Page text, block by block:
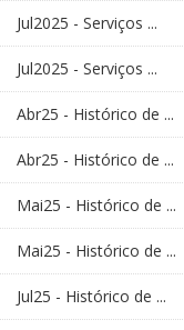
Jul2025 - Serviços ...
Jul2025 - Serviços ...
Abr25 - Histórico de ...
Abr25 - Histórico de ...
Mai25 - Histórico de ...
Mai25 - Histórico de ...
Jul25 - Histórico de ...